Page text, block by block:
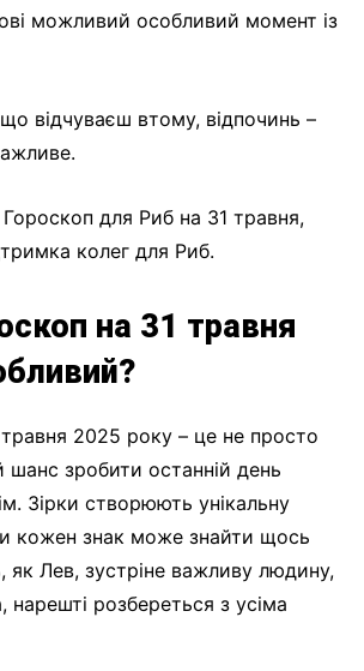
можливий особливий момент із
відчуваєш втому, відпочинь –
Гороскоп для Риб на 31 травня,
колег для Риб.
на 31 травня
2025 року – це не просто
шанс зробити останній день
Зірки створюють унікальну
кожен знак може знайти щось
як Лев, зустріне важливу людину,
нарешті розбереться з усіма